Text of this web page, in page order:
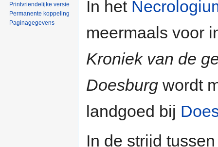
In het
meermaals voor
Kroniek van de
Doesburg wordt
landgoed bij
In de strijd
Printvriendelijke versie
Permanente koppeling
Paginagegevens